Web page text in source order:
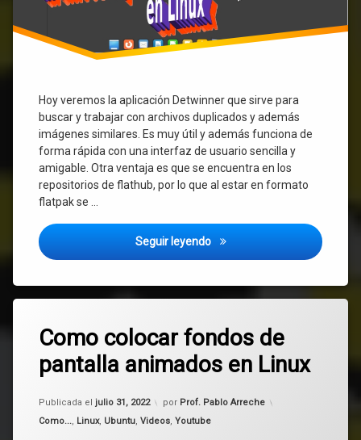
Hoy veremos la aplicación Detwinner que sirve para
buscar y trabajar con archivos duplicados y además
imágenes similares. Es muy útil y además funciona de
forma rápida con una interfaz de usuario sencilla y
amigable. Otra ventaja es que se encuentra en los
repositorios de flathub, por lo que al estar en formato
flatpak se …
Seguir leyendo Como buscar archivos
Como colocar fondos de
pantalla animados en Linux
Publicada el julio 31, 2022
Actualizado el julio 31, 2022
por Prof. Pablo Arreche
Categorías:
Como..., Linux, Ubuntu, Videos, Youtube
fondo de
escritorio
imágenes
un
comentario
en
Como
fondos
de